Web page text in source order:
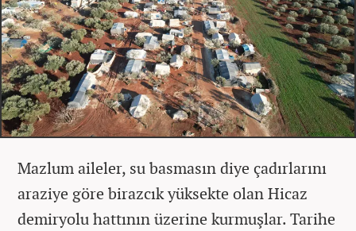
Mazlum aileler, su basmasın diye çadırlarını
araziye göre birazcık yüksekte olan Hicaz
demiryolu hattının üzerine kurmuşlar. Tarihe